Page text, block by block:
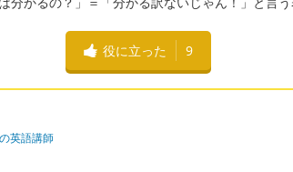
役に立った 9
英語講師